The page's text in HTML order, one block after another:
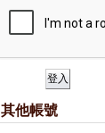
其他帳號